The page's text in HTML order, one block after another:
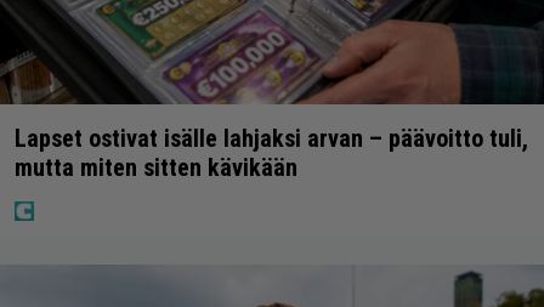
Lapset ostivat isälle lahjaksi arvan – päävoitto tuli,
mutta miten sitten kävikään